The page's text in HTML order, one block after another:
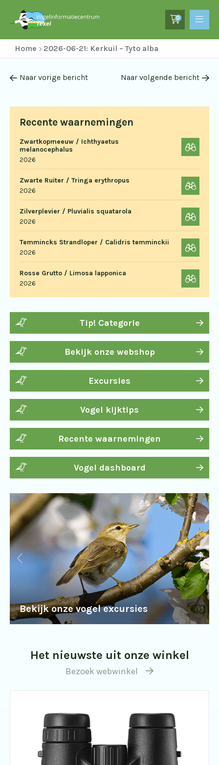
0
Home 2026-06-21: Kerkuil – Tyto alba
Recente waarnemingen
Zwartkopmeeuw / Ichthyaetus
melanocephalus
2026
Zwarte Ruiter / Tringa erythropus
2026
Zilverplevier / Pluvialis squatarola
2026
Temmincks Strandloper / Calidris temminckii
2026
Rosse Grutto / Limosa lapponica
2026
Tip! Categorie
Bekijk onze webshop
Excursies
Vogel kijktips
Recente waarnemingen
Vogel dashboard
Bekijk onze vogel excursies
Naar vorige bericht Naar volgende bericht
Het nieuwste uit onze winkel
Bezoek webwinkel